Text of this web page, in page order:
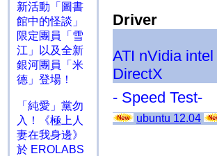
新活動「圖書
館中的怪談」
限定團員「雪
江」以及全新
銀河團員「米
德」登場！
「純愛」黨勿
入！《極上人
妻在我身邊》
於 EROLABS
Driver
ATI nVidia intel
DirectX
- Speed Test-
ubuntu 12.04